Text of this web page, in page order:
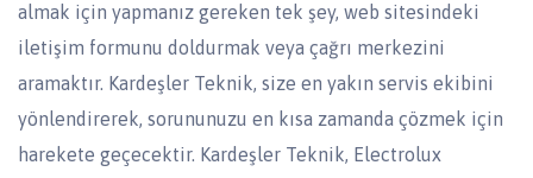
almak için yapmanız gereken tek şey, web sitesindeki
iletişim formunu doldurmak veya çağrı merkezini
aramaktır. Kardeşler Teknik, size en yakın servis ekibini
yönlendirerek, sorununuzu en kısa zamanda çözmek için
harekete geçecektir. Kardeşler Teknik, Electrolux